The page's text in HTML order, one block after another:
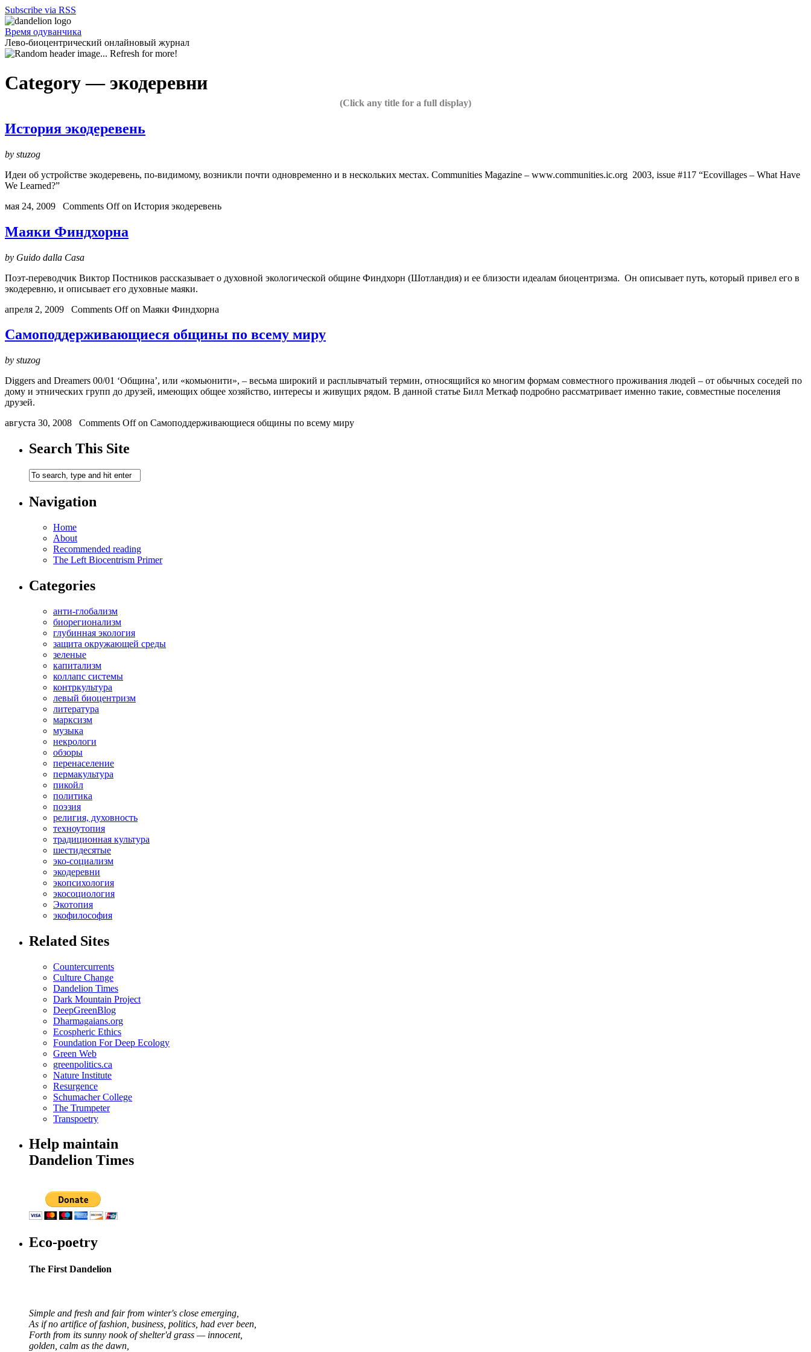
Subscribe via RSS
Время одуванчика
Лево-биоцентрический онлайновый журнал
Category —экодеревни
(Click any title for a full display)
История экодеревень
by stuzog
Идеи об устройстве экодеревень, по-видимому, возникли почти одновременно и в нескольких местах. Communities Magazine – www.communities.ic.org 2003, issue #117 “Ecovillages – What Have
We Learned?”
мая 24, 2009
Comments Offon История экодеревень
Маяки Финдхорна
by Guido dalla Casa
Поэт-переводчик Виктор Постников рассказывает о духовной экологической общине Финдхорн (Шотландия) и ее близости идеалам биоцентризма. Он описывает путь, который привел его в
экодеревню, и описывает его духовные маяки.
апреля 2, 2009
Comments Offon Маяки Финдхорна
Самоподдерживающиеся общины по всему миру
by stuzog
Diggers and Dreamers 00/01 ‘Община’, или «комьюнити», – весьма широкий и расплывчатый термин, относящийся ко многим формам совместного проживания людей – от обычных соседей по
дому и этнических групп до друзей, имеющих общее хозяйство, интересы и живущих рядом. В данной статье Билл Меткаф подробно рассматривает именно такие, совместные поселения
друзей.
августа 30, 2008
Comments Offon Самоподдерживающиеся общины по всему миру
Search This Site
Navigation
Home
About
Recommended reading
The Left Biocentrism Primer
Categories
анти-глобализм
биорегионализм
глубинная экология
защита окружающей среды
зеленые
капитализм
коллапс системы
контркультура
левый биоцентризм
литература
марксизм
музыка
некрологи
обзоры
перенаселение
пермакультура
пикойл
политика
поэзия
религия, духовность
техноутопия
традиционная культура
шестидесятые
эко-социализм
экодеревни
экопсихология
экосоциология
Экотопия
экофилософия
Related Sites
Countercurrents
Culture Change
Dandelion Times
Dark Mountain Project
DeepGreenBlog
Dharmagaians.org
Ecospheric Ethics
Foundation For Deep Ecology
Green Web
greenpolitics.ca
Nature Institute
Resurgence
Schumacher College
The Trumpeter
Transpoetry
Help maintain
Dandelion Times
Eco-poetry
The First Dandelion
Simple and fresh and fair from winter's close emerging,
As if no artifice of fashion, business, politics, had ever been,
Forth from its sunny nook of shelter'd grass — innocent,
golden, calm as the dawn,